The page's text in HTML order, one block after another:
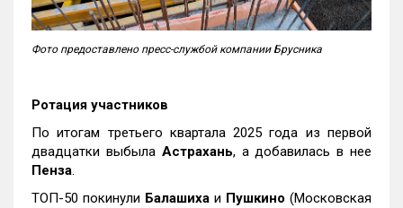
Фото предоставлено пресс-службой компании Брусника
Ротация участников
По итогам третьего квартала 2025 года из первой
двадцатки выбыла Астрахань, а добавилась в нее
Пенза.
ТОП-50 покинули Балашиха и Пушкино (Московская